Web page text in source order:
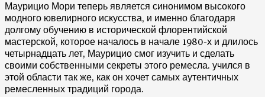
Маурицио Мори теперь является синонимом высокого
модного ювелирного искусства, и именно благодаря
долгому обучению в исторической флорентийской
мастерской, которое началось в начале 1980-х и длилось
четырнадцать лет, Маурицио смог изучить и сделать
своими собственными секреты этого ремесла. учился в
этой области так же, как он хочет самых аутентичных
ремесленных традиций города.